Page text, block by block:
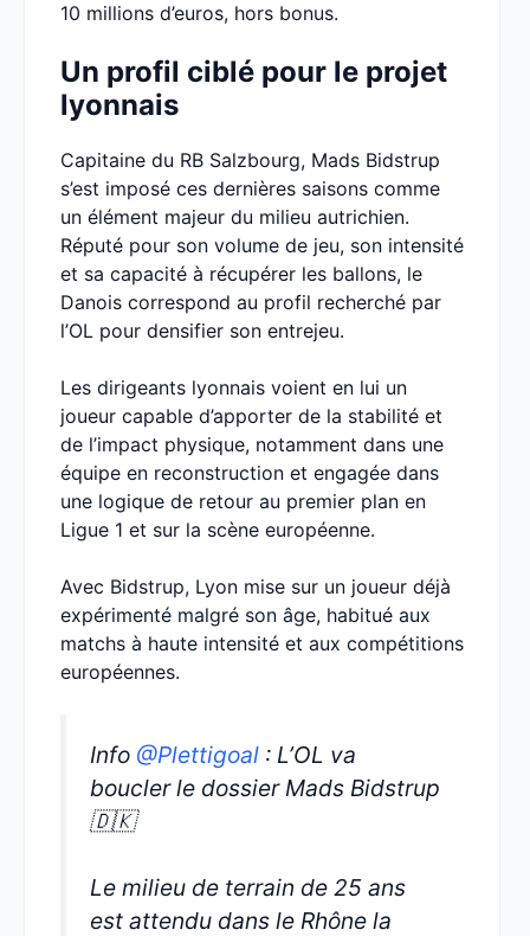
10 millions d’euros, hors bonus.
Un profil ciblé pour le projet
lyonnais
Capitaine du RB Salzbourg, Mads Bidstrup
s’est imposé ces dernières saisons comme
un élément majeur du milieu autrichien.
Réputé pour son volume de jeu, son intensité
et sa capacité à récupérer les ballons, le
Danois correspond au profil recherché par
l’OL pour densifier son entrejeu.
Les dirigeants lyonnais voient en lui un
joueur capable d’apporter de la stabilité et
de l’impact physique, notamment dans une
équipe en reconstruction et engagée dans
une logique de retour au premier plan en
Ligue 1 et sur la scène européenne.
Avec Bidstrup, Lyon mise sur un joueur déjà
expérimenté malgré son âge, habitué aux
matchs à haute intensité et aux compétitions
européennes.
Info @Plettigoal : L’OL va
boucler le dossier Mads Bidstrup
🇩🇰
Le milieu de terrain de 25 ans
est attendu dans le Rhône la